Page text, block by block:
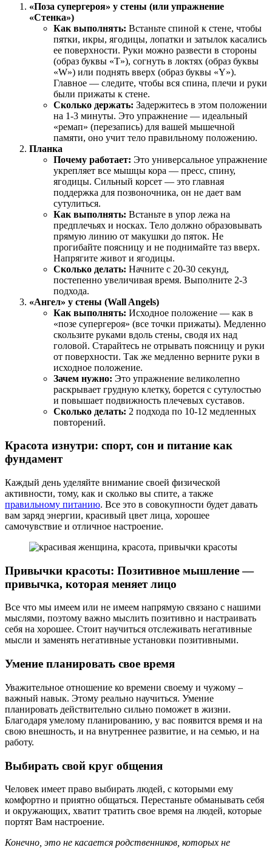
«Поза супергероя» у стены (или упражнение
«Стенка»)
Как выполнять: Встаньте спиной к стене, чтобы
пятки, икры, ягодицы, лопатки и затылок касались
ее поверхности. Руки можно развести в стороны
(образ буквы «Т»), согнуть в локтях (образ буквы
«W») или поднять вверх (образ буквы «Y»).
Главное — следите, чтобы вся спина, плечи и руки
были прижаты к стене.
Сколько держать: Задержитесь в этом положении
на 1-3 минуты. Это упражнение — идеальный
«ремап» (перезапись) для вашей мышечной
памяти, оно учит тело правильному положению.
Планка
Почему работает: Это универсальное упражнение
укрепляет все мышцы кора — пресс, спину,
ягодицы. Сильный корсет — это главная
поддержка для позвоночника, он не дает вам
сутулиться.
Как выполнять: Встаньте в упор лежа на
предплечьях и носках. Тело должно образовывать
прямую линию от макушки до пяток. Не
прогибайте поясницу и не поднимайте таз вверх.
Напрягите живот и ягодицы.
Сколько делать: Начните с 20-30 секунд,
постепенно увеличивая время. Выполните 2-3
подхода.
«Ангел» у стены (Wall Angels)
Как выполнять: Исходное положение — как в
«позе супергероя» (все точки прижаты). Медленно
скользите руками вдоль стены, сводя их над
головой. Старайтесь не отрывать поясницу и руки
от поверхности. Так же медленно верните руки в
исходное положение.
Зачем нужно: Это упражнение великолепно
раскрывает грудную клетку, борется с сутулостью
и повышает подвижность плечевых суставов.
Сколько делать: 2 подхода по 10-12 медленных
повторений.
Красота изнутри: спорт, сон и питание как
фундамент
Каждый день уделяйте внимание своей физической
активности, тому, как и сколько вы спите, а также
правильному питанию. Все это в совокупности будет давать
вам заряд энергии, красивый цвет лица, хорошее
самочувствие и отличное настроение.
Привычки красоты: Позитивное мышление —
привычка, которая меняет лицо
Все что мы имеем или не имеем напрямую связано с нашими
мыслями, поэтому важно мыслить позитивно и настраивать
себя на хорошее. Стоит научиться отслеживать негативные
мысли и заменять негативные установки позитивными.
Умение планировать свое время
Уважительное отношение ко времени своему и чужому –
важный навык. Этому реально научиться. Умение
планировать действительно сильно поможет в жизни.
Благодаря умелому планированию, у вас появится время и на
свою внешность, и на внутреннее развитие, и на семью, и на
работу.
Выбирать свой круг общения
Человек имеет право выбирать людей, с которыми ему
комфортно и приятно общаться. Перестаньте обманывать себя
и окружающих, хватит тратить свое время на людей, которые
портят Вам настроение.
Конечно, это не касается родственников, которых не